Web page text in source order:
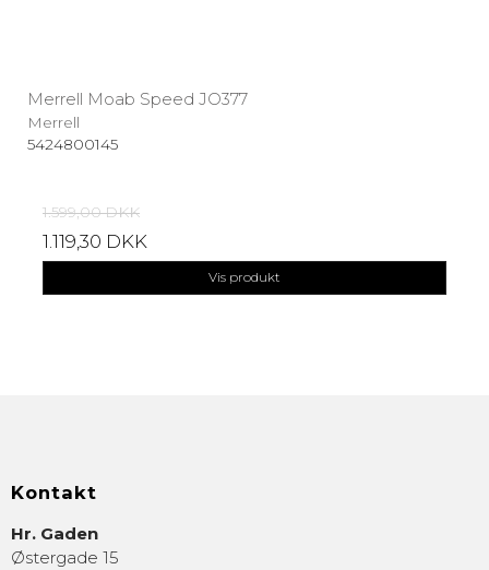
Merrell Moab Speed JO377
Merrell
5424800145
1.599,00 DKK
1.119,30 DKK
Vis produkt
Kontakt
Hr. Gaden
Østergade 15